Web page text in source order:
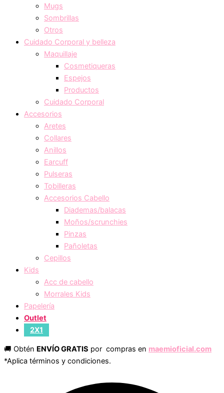
Mugs
Sombrillas
Otros
Cuidado Corporal y belleza
Maquillaje
Cosmetiqueras
Espejos
Productos
Cuidado Corporal
Accesorios
Aretes
Collares
Anillos
Earcuff
Pulseras
Tobilleras
Accesorios Cabello
Diademas/balacas
Moños/scrunchies
Pinzas
Pañoletas
Cepillos
Kids
Acc de cabello
Morrales Kids
Papelería
Outlet
2X1
🚚 Obtén ENVÍO GRATIS por compras en maemioficial.com
*Aplica términos y condiciones.